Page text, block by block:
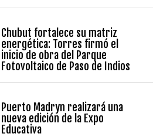
Chubut fortalece su matriz
energética: Torres firmó el
inicio de obra del Parque
Fotovoltaico de Paso de Indios
Puerto Madryn realizará una
nueva edición de la Expo
Educativa